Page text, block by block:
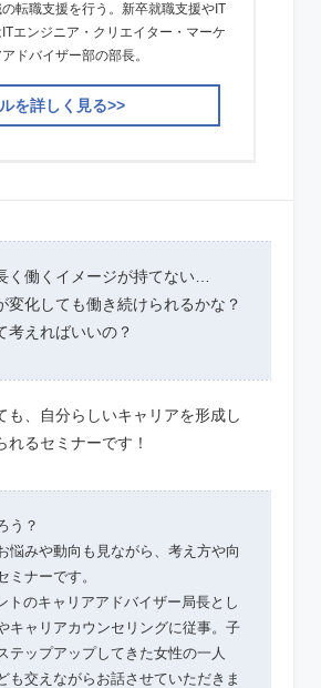
転職支援を行う。新卒就職支援やIT
エンジニア・クリエイター・マーケ
ドバイザー部の部長。
を詳しく見る>>
く働くイメージが持てない…
変化しても働き続けられるかな？
考えればいいの？
も、自分らしいキャリアを形成し
るセミナーです！
う？
悩みや動向も見ながら、考え方や向
ミナーです。
トのキャリアアドバイザー局長とし
キャリアカウンセリングに従事。子
テップアップしてきた女性の一人
も交えながらお話させていただきま